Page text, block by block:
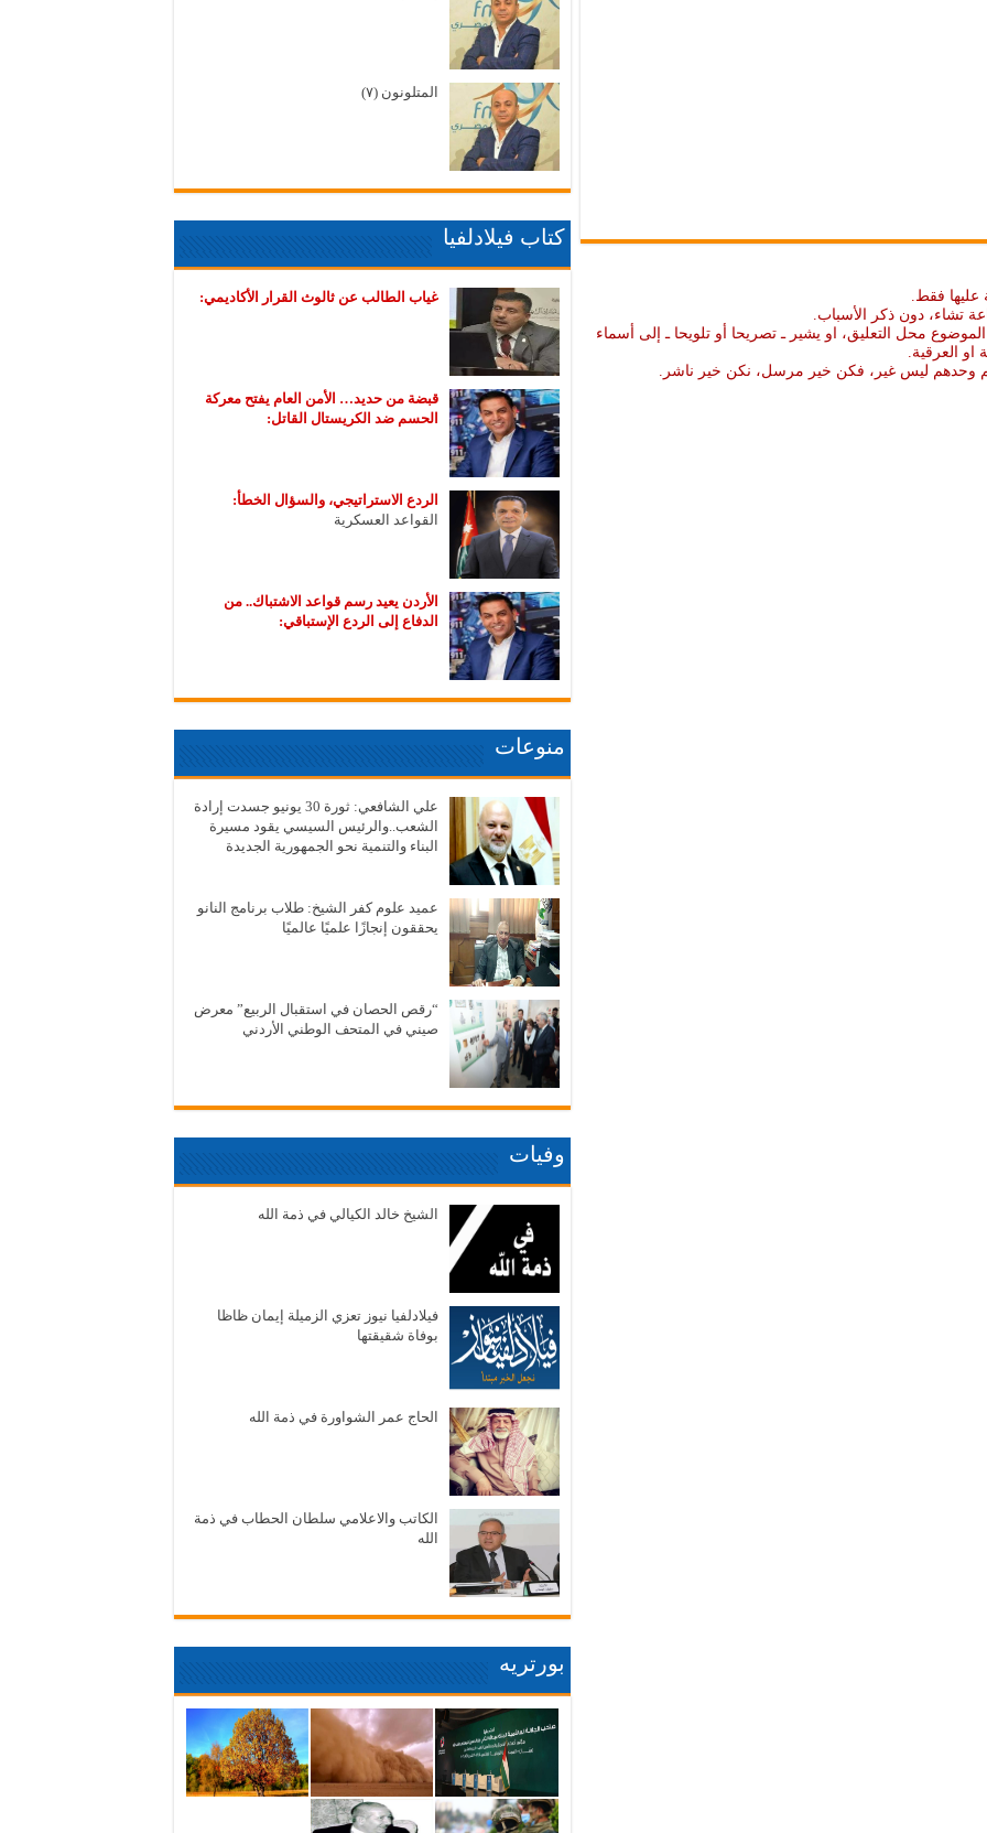
عليها فقط.
تشاء، دون ذكر الأسباب.
محل التعليق، او يشير ـ تصريحا أو تلويحا ـ إلى أسماء
او العرقية.
وحدهم ليس غير، فكن خير مرسل، نكن خير ناشر.
المتلونون (٧)
كتاب فيلادلفيا
غياب الطالب عن ثالوث القرار الأكاديمي:
قبضة من حديد… الأمن العام يفتح معركة
الحسم ضد الكريستال القاتل:
الردع الاستراتيجي، والسؤال الخطأ:
القواعد العسكرية
الأردن يعيد رسم قواعد الاشتباك.. من
الدفاع إلى الردع الإستباقي:
منوعات
علي الشافعي: ثورة 30 يونيو جسدت إرادة
الشعب..والرئيس السيسي يقود مسيرة
البناء والتنمية نحو الجمهورية الجديدة
عميد علوم كفر الشيخ: طلاب برنامج النانو
يحققون إنجازًا علميًا عالميًا
“رقص الحصان في استقبال الربيع” معرض
صيني في المتحف الوطني الأردني
وفيات
الشيخ خالد الكيالي في ذمة الله
فيلادلفيا نيوز تعزي الزميلة إيمان ظاظا
بوفاة شقيقتها
الحاج عمر الشواورة في ذمة الله
الكاتب والاعلامي سلطان الحطاب في ذمة
الله
بورتريه